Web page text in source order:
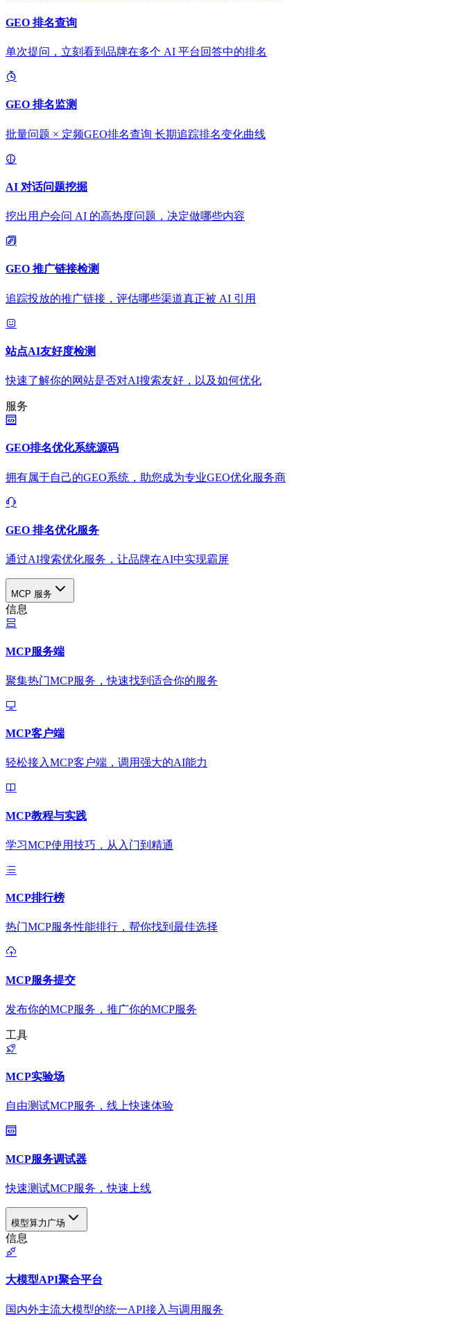
GEO 排名查询
单次提问，立刻看到品牌在多个 AI 平台回答中的排名
GEO 排名监测
批量问题 × 定频GEO排名查询 长期追踪排名变化曲线
AI 对话问题挖掘
挖出用户会问 AI 的高热度问题，决定做哪些内容
GEO 推广链接检测
追踪投放的推广链接，评估哪些渠道真正被 AI 引用
站点AI友好度检测
快速了解你的网站是否对AI搜索友好，以及如何优化
服务
GEO排名优化系统源码
拥有属于自己的GEO系统，助您成为专业GEO优化服务商
GEO 排名优化服务
通过AI搜索优化服务，让品牌在AI中实现霸屏
MCP 服务
信息
MCP服务端
聚集热门MCP服务，快速找到适合你的服务
MCP客户端
轻松接入MCP客户端，调用强大的AI能力
MCP教程与实践
学习MCP使用技巧，从入门到精通
MCP排行榜
热门MCP服务性能排行，帮你找到最佳选择
MCP服务提交
发布你的MCP服务，推广你的MCP服务
工具
MCP实验场
自由测试MCP服务，线上快速体验
MCP服务调试器
快速测试MCP服务，快速上线
模型算力广场
信息
大模型API聚合平台
国内外主流大模型的统一API接入与调用服务